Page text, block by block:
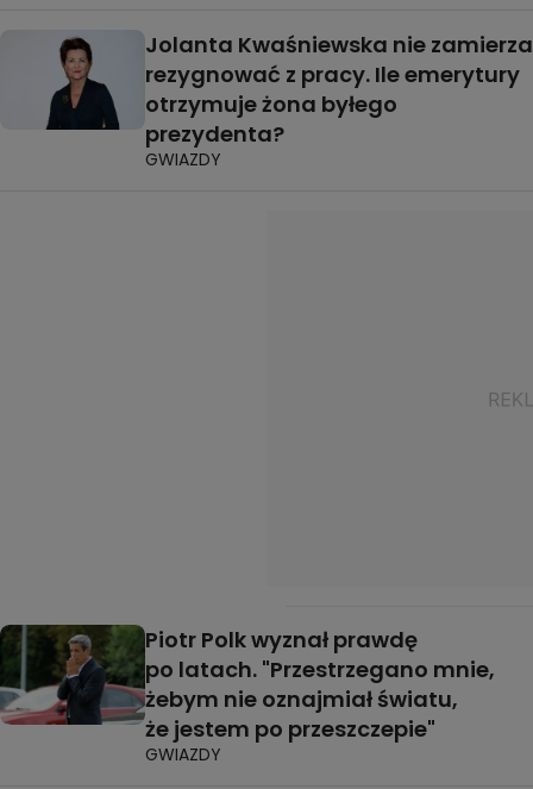
Jolanta Kwaśniewska nie zamierza
rezygnować z pracy. Ile emerytury
otrzymuje żona byłego
prezydenta?
GWIAZDY
Piotr Polk wyznał prawdę
po latach. "Przestrzegano mnie,
żebym nie oznajmiał światu,
że jestem po przeszczepie"
GWIAZDY